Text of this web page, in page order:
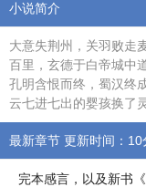
小说简介
大意失荆州，关羽败走
百里，玄德于白帝城中
孔明含恨而终，蜀汉终
云七进七出的婴孩换了
最新章节 更新时间：10
完本感言，以及新书《